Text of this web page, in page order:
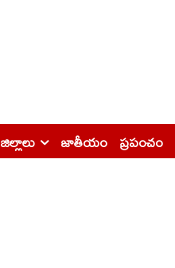
జిల్లాలు జాతీయం ప్రపంచం